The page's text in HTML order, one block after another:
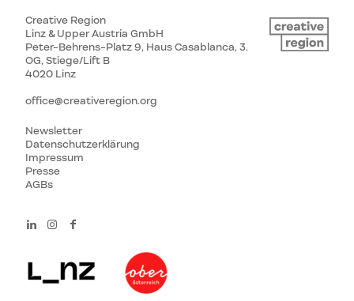
Creative Region
Linz & Upper Austria GmbH
Peter-Behrens-Platz 9, Haus Casablanca, 3.
OG, Stiege/Lift B
4020 Linz
office@creativeregion.org
Newsletter
Datenschutzerklärung
Impressum
Presse
AGBs